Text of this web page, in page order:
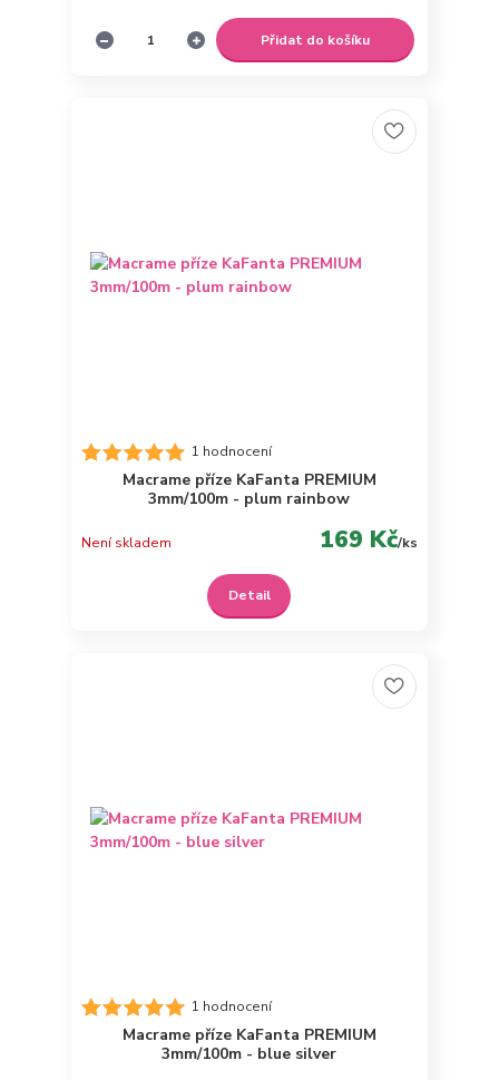
Přidat do košíku
1 hodnocení
Macrame příze KaFanta PREMIUM
3mm/100m - plum rainbow
169 Kč/ks
Není skladem
Detail
1 hodnocení
Macrame příze KaFanta PREMIUM
3mm/100m - blue silver